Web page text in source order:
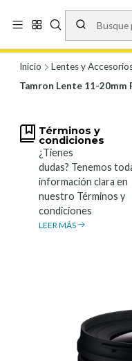
Vísita nuestro local en Los
19.00, Sábados 10:00 a 19:00 y
Inicio Lentes y
Tamron Lente 11-20mm
Términos y
condiciones
¿Tienes
dudas? Tenemos
información clara en
nuestro Términos y
condiciones
LEER MÁS